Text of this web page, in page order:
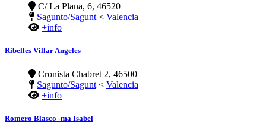
C/ La Plana, 6, 46520
Sagunto/Sagunt < Valencia
+info
Ribelles Villar Angeles
Cronista Chabret 2, 46500
Sagunto/Sagunt < Valencia
+info
Romero Blasco -ma Isabel